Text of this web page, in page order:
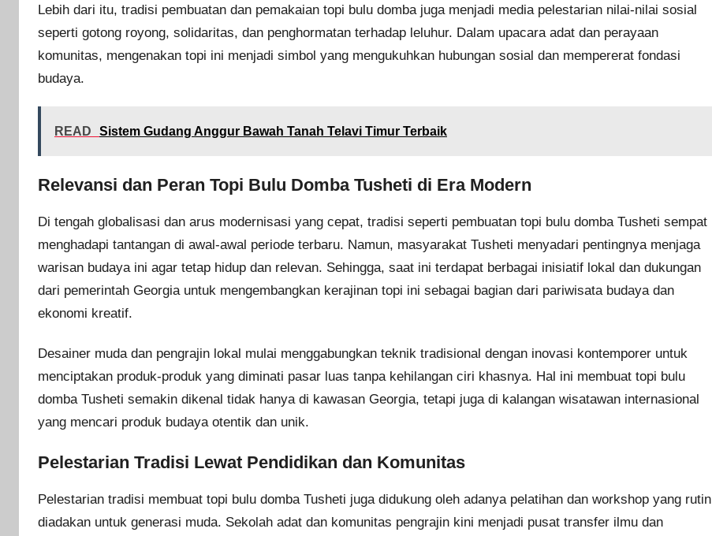
Lebih dari itu, tradisi pembuatan dan pemakaian topi bulu domba juga menjadi media pelestarian nilai-nilai sosial
seperti gotong royong, solidaritas, dan penghormatan terhadap leluhur. Dalam upacara adat dan perayaan
komunitas, mengenakan topi ini menjadi simbol yang mengukuhkan hubungan sosial dan mempererat fondasi
budaya.
READ Sistem Gudang Anggur Bawah Tanah Telavi Timur Terbaik
Relevansi dan Peran Topi Bulu Domba Tusheti di Era Modern
Di tengah globalisasi dan arus modernisasi yang cepat, tradisi seperti pembuatan topi bulu domba Tusheti sempat
menghadapi tantangan di awal-awal periode terbaru. Namun, masyarakat Tusheti menyadari pentingnya menjaga
warisan budaya ini agar tetap hidup dan relevan. Sehingga, saat ini terdapat berbagai inisiatif lokal dan dukungan
dari pemerintah Georgia untuk mengembangkan kerajinan topi ini sebagai bagian dari pariwisata budaya dan
ekonomi kreatif.
Desainer muda dan pengrajin lokal mulai menggabungkan teknik tradisional dengan inovasi kontemporer untuk
menciptakan produk-produk yang diminati pasar luas tanpa kehilangan ciri khasnya. Hal ini membuat topi bulu
domba Tusheti semakin dikenal tidak hanya di kawasan Georgia, tetapi juga di kalangan wisatawan internasional
yang mencari produk budaya otentik dan unik.
Pelestarian Tradisi Lewat Pendidikan dan Komunitas
Pelestarian tradisi membuat topi bulu domba Tusheti juga didukung oleh adanya pelatihan dan workshop yang rutin
diadakan untuk generasi muda. Sekolah adat dan komunitas pengrajin kini menjadi pusat transfer ilmu dan